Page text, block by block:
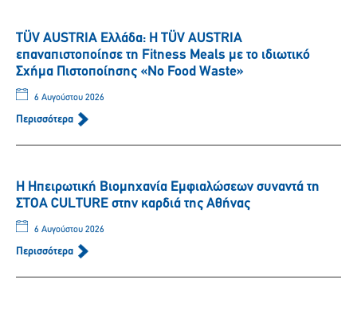
TÜV AUSTRIA Ελλάδα: Η TÜV AUSTRIA
επαναπιστοποίησε τη Fitness Meals με το ιδιωτικό
Σχήμα Πιστοποίησης «No Food Waste»
6 Αυγούστου 2026
Περισσότερα
Η Ηπειρωτική Βιομηχανία Εμφιαλώσεων συναντά τη
ΣΤΟΑ CULTURE στην καρδιά της Αθήνας
6 Αυγούστου 2026
Περισσότερα